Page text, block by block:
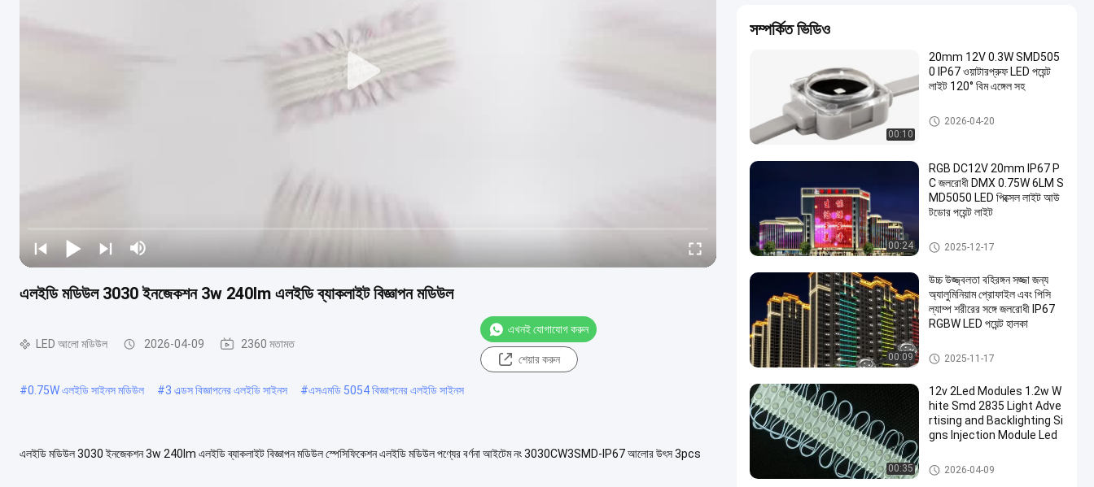
এলইডি মডিউল 3030 ইনজেকশন 3w 240lm এলইডি ব্যাকলাইট বিজ্ঞাপন মডিউল
LED আলো মডিউল 2026-04-09 2360 মতামত
এখনই যোগাযোগ করুন
শেয়ার করুন
#0.75W এলইডি সাইনস মডিউল #3 এল্ডস বিজ্ঞাপনের এলইডি সাইনস #এসএমডি 5054 বিজ্ঞাপনের এলইডি সাইনস
এলইডি মডিউল 3030 ইনজেকশন 3w 240lm এলইডি ব্যাকলাইট বিজ্ঞাপন মডিউল স্পেসিফিকেশন এলইডি মডিউল পণ্যের বর্ণনা আইটেম নং 3030CW3SMD-IP67 আলোর উৎস 3pcs
সম্পর্কিত ভিডিও
00:10
20mm 12V 0.3W SMD505
0 IP67 ওয়াটারপ্রুফ LED পয়েন্ট
লাইট 120° বিম এঙ্গেল সহ
LED পয়েন্ট হাল্কা
2026-04-20
00:24
RGB DC12V 20mm IP67 P
C জলরোধী DMX 0.75W 6LM S
MD5050 LED পিক্সেল লাইট আউ
টডোর পয়েন্ট লাইট
LED পয়েন্ট হাল্কা
2025-12-17
00:09
উচ্চ উজ্জ্বলতা বহিরঙ্গন সজ্জা জন্য
অ্যালুমিনিয়াম প্রোফাইল এবং পিসি
ল্যাম্প শরীরের সঙ্গে জলরোধী IP67
RGBW LED পয়েন্ট হালকা
LED পয়েন্ট হাল্কা
2025-11-17
00:35
12v 2Led Modules 1.2w W
hite Smd 2835 Light Adve
rtising and Backlighting Si
gns Injection Module Led
LED আলো মডিউল
2026-04-09